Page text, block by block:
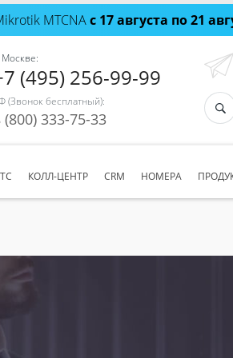
MTCNAс 17 августа по 21
(495) 256-99-99
(Звонок бесплатный):
(800) 333-75-33
КОЛЛ-ЦЕНТР CRM НОМЕРА